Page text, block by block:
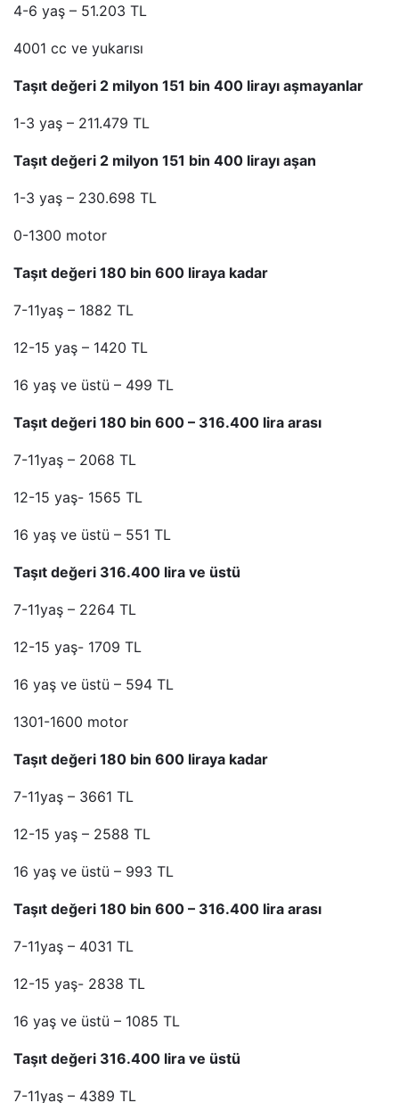
4-6 yaş – 51.203 TL
4001 cc ve yukarısı
Taşıt değeri 2 milyon 151 bin 400 lirayı aşmayanlar
1-3 yaş – 211.479 TL
Taşıt değeri 2 milyon 151 bin 400 lirayı aşan
1-3 yaş – 230.698 TL
0-1300 motor
Taşıt değeri 180 bin 600 liraya kadar
7-11yaş – 1882 TL
12-15 yaş – 1420 TL
16 yaş ve üstü – 499 TL
Taşıt değeri 180 bin 600 – 316.400 lira arası
7-11yaş – 2068 TL
12-15 yaş- 1565 TL
16 yaş ve üstü – 551 TL
Taşıt değeri 316.400 lira ve üstü
7-11yaş – 2264 TL
12-15 yaş- 1709 TL
16 yaş ve üstü – 594 TL
1301-1600 motor
Taşıt değeri 180 bin 600 liraya kadar
7-11yaş – 3661 TL
12-15 yaş – 2588 TL
16 yaş ve üstü – 993 TL
Taşıt değeri 180 bin 600 – 316.400 lira arası
7-11yaş – 4031 TL
12-15 yaş- 2838 TL
16 yaş ve üstü – 1085 TL
Taşıt değeri 316.400 lira ve üstü
7-11yaş – 4389 TL